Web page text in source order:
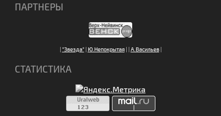
ПАРТНЕРЫ
| "Звезда"| Ю.Непокрытая| | А.Васильев|
СТАТИСТИКА